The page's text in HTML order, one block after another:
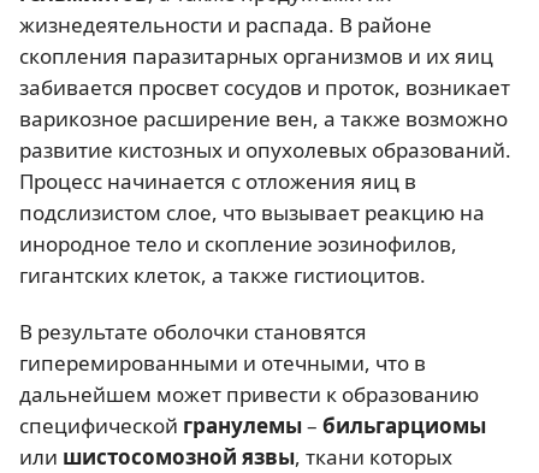
жизнедеятельности и распада. В районе
скопления паразитарных организмов и их яиц
забивается просвет сосудов и проток, возникает
варикозное расширение вен, а также возможно
развитие кистозных и опухолевых образований.
Процесс начинается с отложения яиц в
подслизистом слое, что вызывает реакцию на
инородное тело и скопление эозинофилов,
гигантских клеток, а также гистиоцитов.
В результате оболочки становятся
гиперемированными и отечными, что в
дальнейшем может привести к образованию
специфической гранулемы– бильгарциомы
или шистосомозной язвы, ткани которых